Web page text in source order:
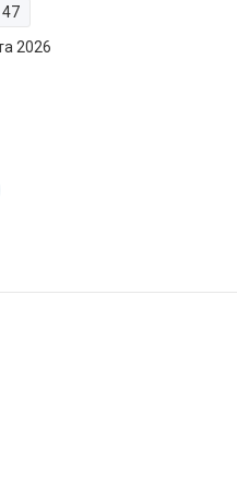
2026